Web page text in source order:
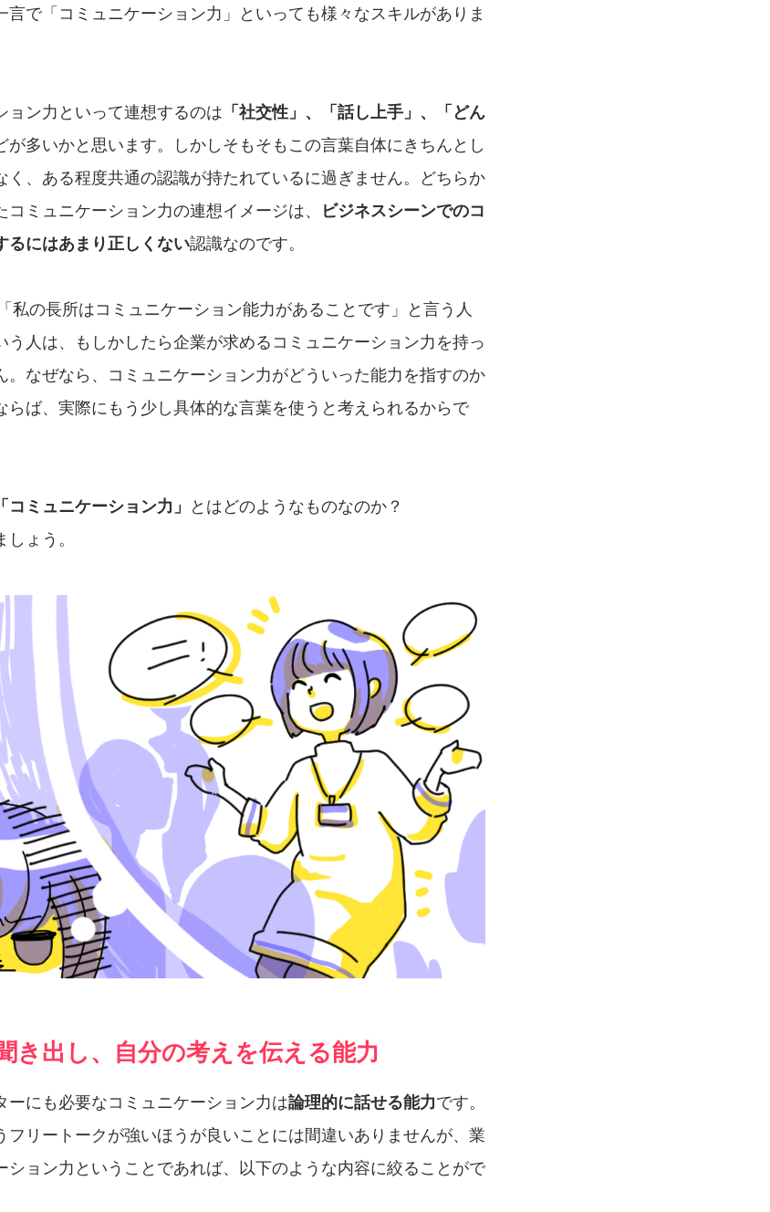
言で「コミュニケーション力」といっても様々なスキルがありま
ョン力といって連想するのは 「社交性」、「話し上手」、「どん
が多いかと思います。しかしそもそもこの言葉自体にきちんとし
く、ある程度共通の認識が持たれているに過ぎません。どちらか
ミュニケーション力の連想イメージは、
ビジネスシーンでのコ
るにはあまり正しくない認識なのです。
私の長所はコミュニケーション能力があることです」と言う人
う人は、もしかしたら企業が求めるコミュニケーション力を持っ
。なぜなら、コミュニケーション力がどういった能力を指すのか
らば、実際にもう少し具体的な言葉を使うと考えられるからで
ミュニケーション力」 とはどのようなものなのか？
ょう。
き出し、自分の考えを伝える能力
ーにも必要なコミュニケーション力は論理的に話せる能力です。
フリートークが強いほうが良いことには間違いありませんが、業
ション力ということであれば、以下のような内容に絞ることがで